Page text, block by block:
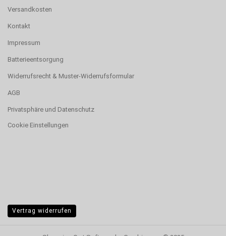
Versandkosten
Kontakt
Impressum
Batterieentsorgung
Widerrufsrecht & Muster-Widerrufsformular
AGB
Privatsphäre und Datenschutz
Cookie Einstellungen
Vertrag widerrufen